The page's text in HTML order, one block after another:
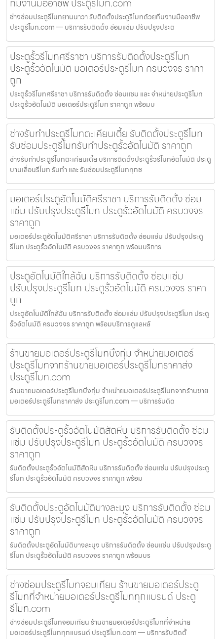
ช่างซ่อมประตูรีโมทยานนาวา รับติดตั้งประตูรีโมทด้วยทีมงานมืออาชีพ
ประตูรีโมท.com — บริการรับติดตั้ง ซ่อมแซ่ม ปรับปรุงประต
ประตูรั้วรีโมทศรีราชา บริการรับติดตั้งประตูรีโมท
ประตูรั้วอัตโนมัติ มอเตอร์ประตูรีโมท ครบวงจร ราคา
ถูก
ประตูรั้วรีโมทศรีราชา บริการรับติดตั้ง ซ่อมแซม และ จำหน่ายประตูรีโมท
ประตูรั้วอัตโนมัติ มอเตอร์ประตูรีโมท ราคาถูก พร้อมบ
ช่างรับทำประตูรีโมทตะเคียนเตี้ย รับติดตั้งประตูรีโมท
รับซ่อมประตูรีโมทรับทำประตูรั้วอัตโนมัติ ราคาถูก
ช่างรับทำประตูรีโมทตะเคียนเตี้ย บริการติดตั้งประตูรั้วรีโมทอัตโนมัติ ประตู
บานเลื่อนรีโมท รับทำ และ รับซ่อมประตูรีโมททุกช
มอเตอร์ประตูอัตโนมัติศรีราชา บริการรับติดตั้ง ซ่อม
แซ่ม ปรับปรุงประตูรีโมท ประตูรั้วอัตโนมัติ ครบวงจร
ราคาถูก
มอเตอร์ประตูอัตโนมัติศรีราชา บริการรับติดตั้ง ซ่อมแซ่ม ปรับปรุงประตู
รีโมท ประตูรั้วอัตโนมัติ ครบวงจร ราคาถูก พร้อมบริการ
ประตูอัตโนมัติใกล้ฉัน บริการรับติดตั้ง ซ่อมแซ่ม
ปรับปรุงประตูรีโมท ประตูรั้วอัตโนมัติ ครบวงจร ราคา
ถูก
ประตูอัตโนมัติใกล้ฉัน บริการรับติดตั้ง ซ่อมแซ่ม ปรับปรุงประตูรีโมท ประตู
รั้วอัตโนมัติ ครบวงจร ราคาถูก พร้อมบริการดูแลหลั
ร้านขายมอเตอร์ประตูรีโมทบึงกุ่ม จำหน่ายมอเตอร์
ประตูรีโมทจากร้านขายมอเตอร์ประตูรีโมทราคาส่ง
ประตูรีโมท.com
ร้านขายมอเตอร์ประตูรีโมทบึงกุ่ม จำหน่ายมอเตอร์ประตูรีโมทจากร้านขาย
มอเตอร์ประตูรีโมทราคาส่ง ประตูรีโมท.com — บริการรับติด
รับติดตั้งประตูรั้วอัตโนมัติสัตหีบ บริการรับติดตั้ง ซ่อม
แซ่ม ปรับปรุงประตูรีโมท ประตูรั้วอัตโนมัติ ครบวงจร
ราคาถูก
รับติดตั้งประตูรั้วอัตโนมัติสัตหีบ บริการรับติดตั้ง ซ่อมแซ่ม ปรับปรุงประตู
รีโมท ประตูรั้วอัตโนมัติ ครบวงจร ราคาถูก พร้อม
รับติดตั้งประตูอัตโนมัติบางละมุง บริการรับติดตั้ง ซ่อม
แซ่ม ปรับปรุงประตูรีโมท ประตูรั้วอัตโนมัติ ครบวงจร
ราคาถูก
รับติดตั้งประตูอัตโนมัติบางละมุง บริการรับติดตั้ง ซ่อมแซ่ม ปรับปรุงประตู
รีโมท ประตูรั้วอัตโนมัติ ครบวงจร ราคาถูก พร้อมบร
ช่างซ่อมประตูรีโมทจอมเทียน ร้านขายมอเตอร์ประตู
รีโมทที่จำหน่ายมอเตอร์ประตูรีโมททุกแบรนด์ ประตู
รีโมท.com
ช่างซ่อมประตูรีโมทจอมเทียน ร้านขายมอเตอร์ประตูรีโมทที่จำหน่าย
มอเตอร์ประตูรีโมททุกแบรนด์ ประตูรีโมท.com — บริการรับติดตั้